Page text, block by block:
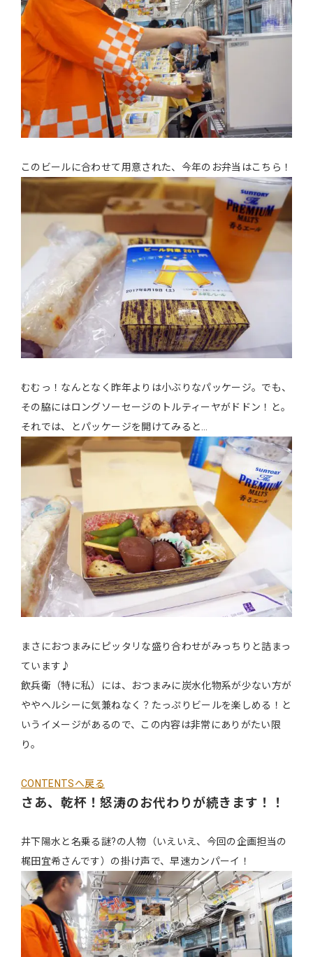
このビールに合わせて用意された、今年のお弁当はこちら！
むむっ！なんとなく昨年よりは小ぶりなパッケージ。でも、
その脇にはロングソーセージのトルティーヤがドドン！と。
それでは、とパッケージを開けてみると…
まさにおつまみにピッタリな盛り合わせがみっちりと詰まっ
ています♪
飲兵衛（特に私）には、おつまみに炭水化物系が少ない方が
ややヘルシーに気兼ねなく？たっぷりビールを楽しめる！と
いうイメージがあるので、この内容は非常にありがたい限
り。
CONTENTSへ戻る
さあ、乾杯！怒涛のお代わりが続きます！！
井下陽水と名乗る謎?の人物（いえいえ、今回の企画担当の
梶田宜希さんです）の掛け声で、早速カンパーイ！